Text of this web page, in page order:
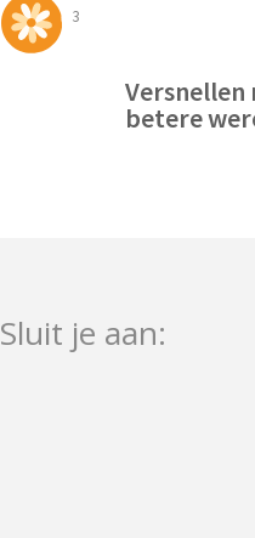
3
Versnellen
betere
Sluit je aan: